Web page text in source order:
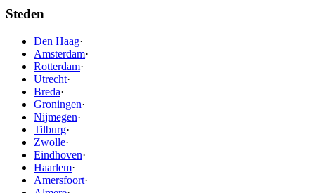
Steden
Den Haag·
Amsterdam·
Rotterdam·
Utrecht·
Breda·
Groningen·
Nijmegen·
Tilburg·
Zwolle·
Eindhoven·
Haarlem·
Amersfoort·